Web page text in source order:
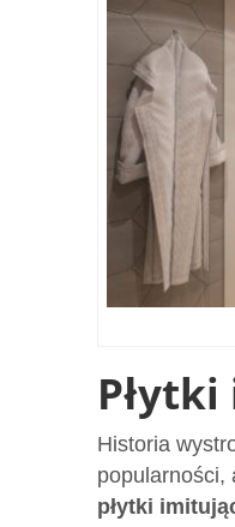
Historia
popularności,
płytki